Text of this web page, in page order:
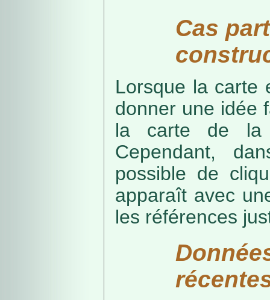
Cas
Lorsque la carte
donner une idée
la carte de la
Cependant,
possible de
apparaît avec
les références